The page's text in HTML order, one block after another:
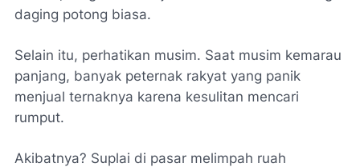
daging potong biasa.
Selain itu, perhatikan musim. Saat musim kemarau
panjang, banyak peternak rakyat yang panik
menjual ternaknya karena kesulitan mencari
rumput.
Akibatnya? Suplai di pasar melimpah ruah